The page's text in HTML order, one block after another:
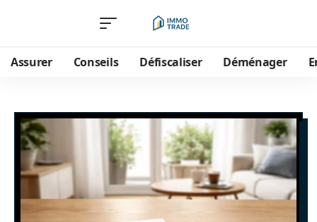
Assurer Conseils Défiscaliser Déménager